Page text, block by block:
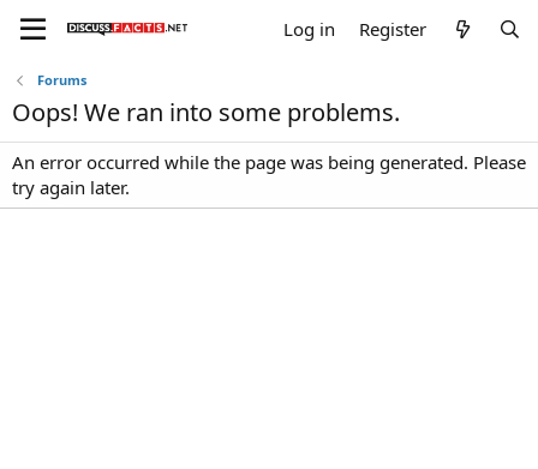
Log in Register
Forums
Oops! We ran into some problems.
An error occurred while the page was being generated. Please
try again later.